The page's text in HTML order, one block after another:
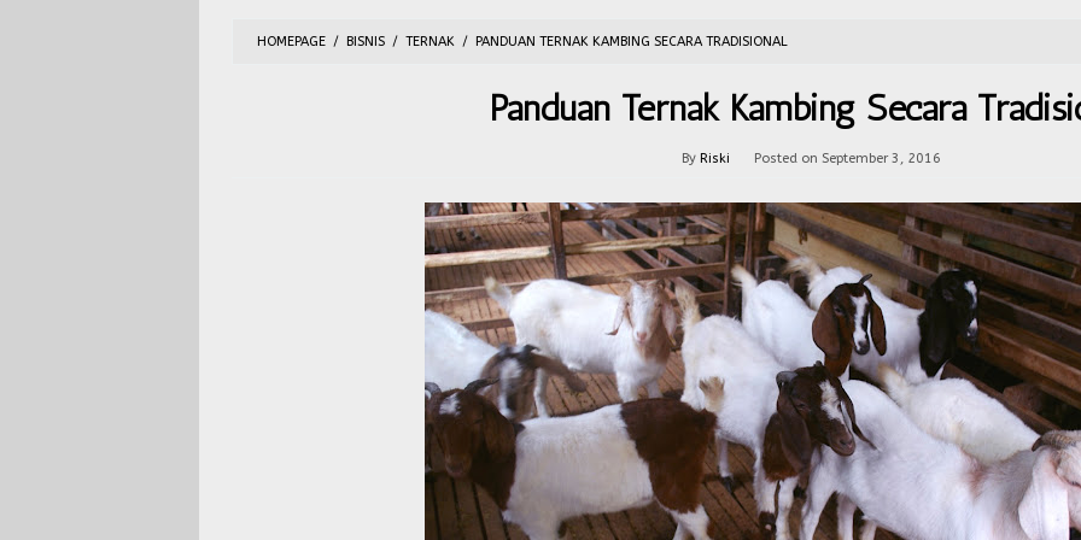
HOMEPAGE / BISNIS / TERNAK / PANDUAN TERNAK KAMBING SECARA TRADISIONAL
Panduan Ternak Kambing Secara
By Riski Posted on September 3, 2016